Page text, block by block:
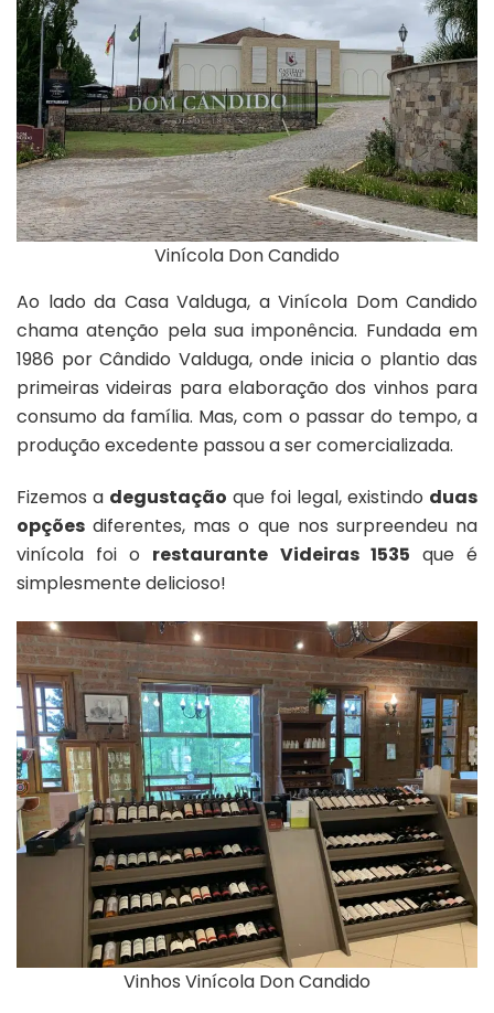
Vinícola Don Candido
Ao lado da Casa Valduga, a Vinícola Dom Candido
chama atenção pela sua imponência. Fundada em
1986 por Cândido Valduga, onde inicia o plantio das
primeiras videiras para elaboração dos vinhos para
consumo da família. Mas, com o passar do tempo, a
produção excedente passou a ser comercializada.
Fizemos a degustação que foi legal, existindo duas
opções diferentes, mas o que nos surpreendeu na
vinícola foi o restaurante Videiras 1535 que é
simplesmente delicioso!
Vinhos Vinícola Don Candido